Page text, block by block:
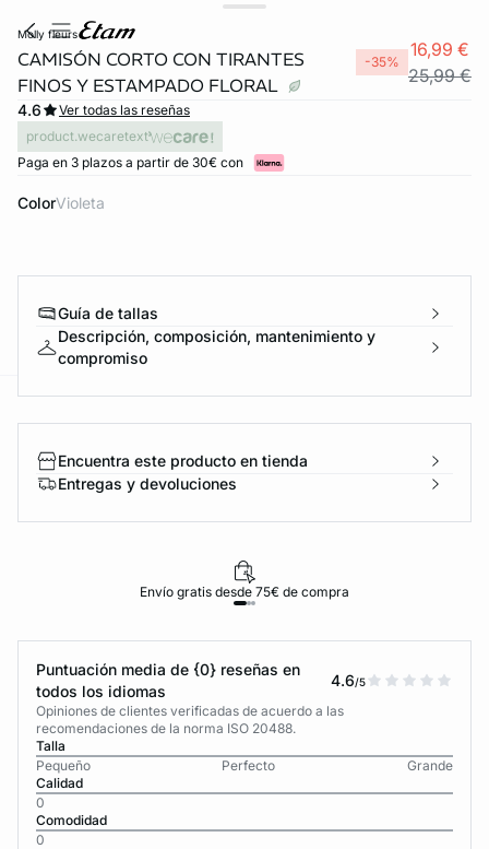
molly fleurs
CAMISÓN CORTO CON TIRANTES
FINOS Y ESTAMPADO FLORAL
-35%
16,99 €
25,99 €
4.6
Ver todas las reseñas
product.wecaretext
Paga en 3 plazos a partir de 30€ con
Color violeta
Guía de tallas
Descripción, composición, mantenimiento y
compromiso
Encuentra este producto en tienda
Entregas y devoluciones
Envío gratis desde 75€ de compra
Puntuación media de {0} reseñas en
todos los idiomas
4.6/5
Opiniones de clientes verificadas de acuerdo a las
recomendaciones de la norma ISO 20488.
Talla
Pequeño
Perfecto
Grande
Calidad
0
Comodidad
0